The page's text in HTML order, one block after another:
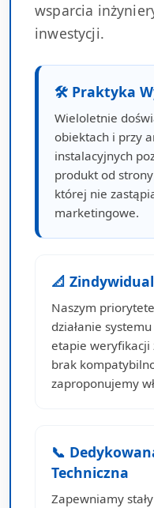
wsparcia
inwestycji.
🛠 Praktyka
Wieloletnie
obiektach i przy
instalacyjnych
produkt od
której nie
marketingowe.
📐
Naszym
działanie
etapie weryfikacji
brak
zaproponujemy
📞
Techniczna
Zapewniamy